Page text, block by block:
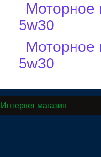
Моторное
5w30
Моторное
5w30
Интернет магазин